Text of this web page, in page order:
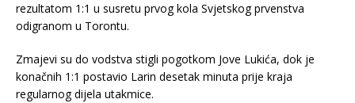
rezultatom 1:1 u susretu prvog kola Svjetskog prvenstva
odigranom u Torontu.
Zmajevi su do vodstva stigli pogotkom Jove Lukića, dok je
konačnih 1:1 postavio Larin desetak minuta prije kraja
regularnog dijela utakmice.